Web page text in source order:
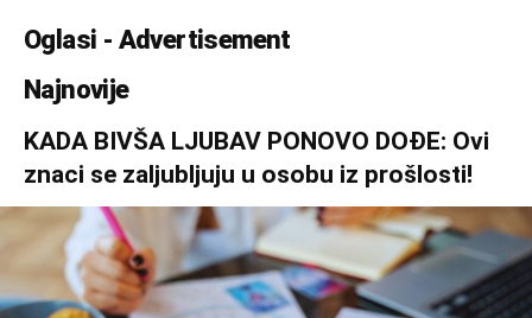
Oglasi - Advertisement
Najnovije
KADA BIVŠA LJUBAV PONOVO DOĐE: Ovi
znaci se zaljubljuju u osobu iz prošlosti!